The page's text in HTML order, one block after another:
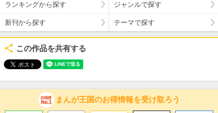
ランキングから探す ジャンルで探す
新刊から探す テーマで探す
この作品を共有する
まんが王国のお得情報を受け取ろう